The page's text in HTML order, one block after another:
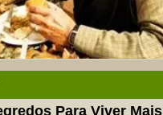
Para Viver Mais